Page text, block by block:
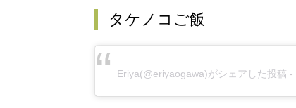
タケノコご飯
Eriya(@eriyaogawa)がシェアした投稿 -